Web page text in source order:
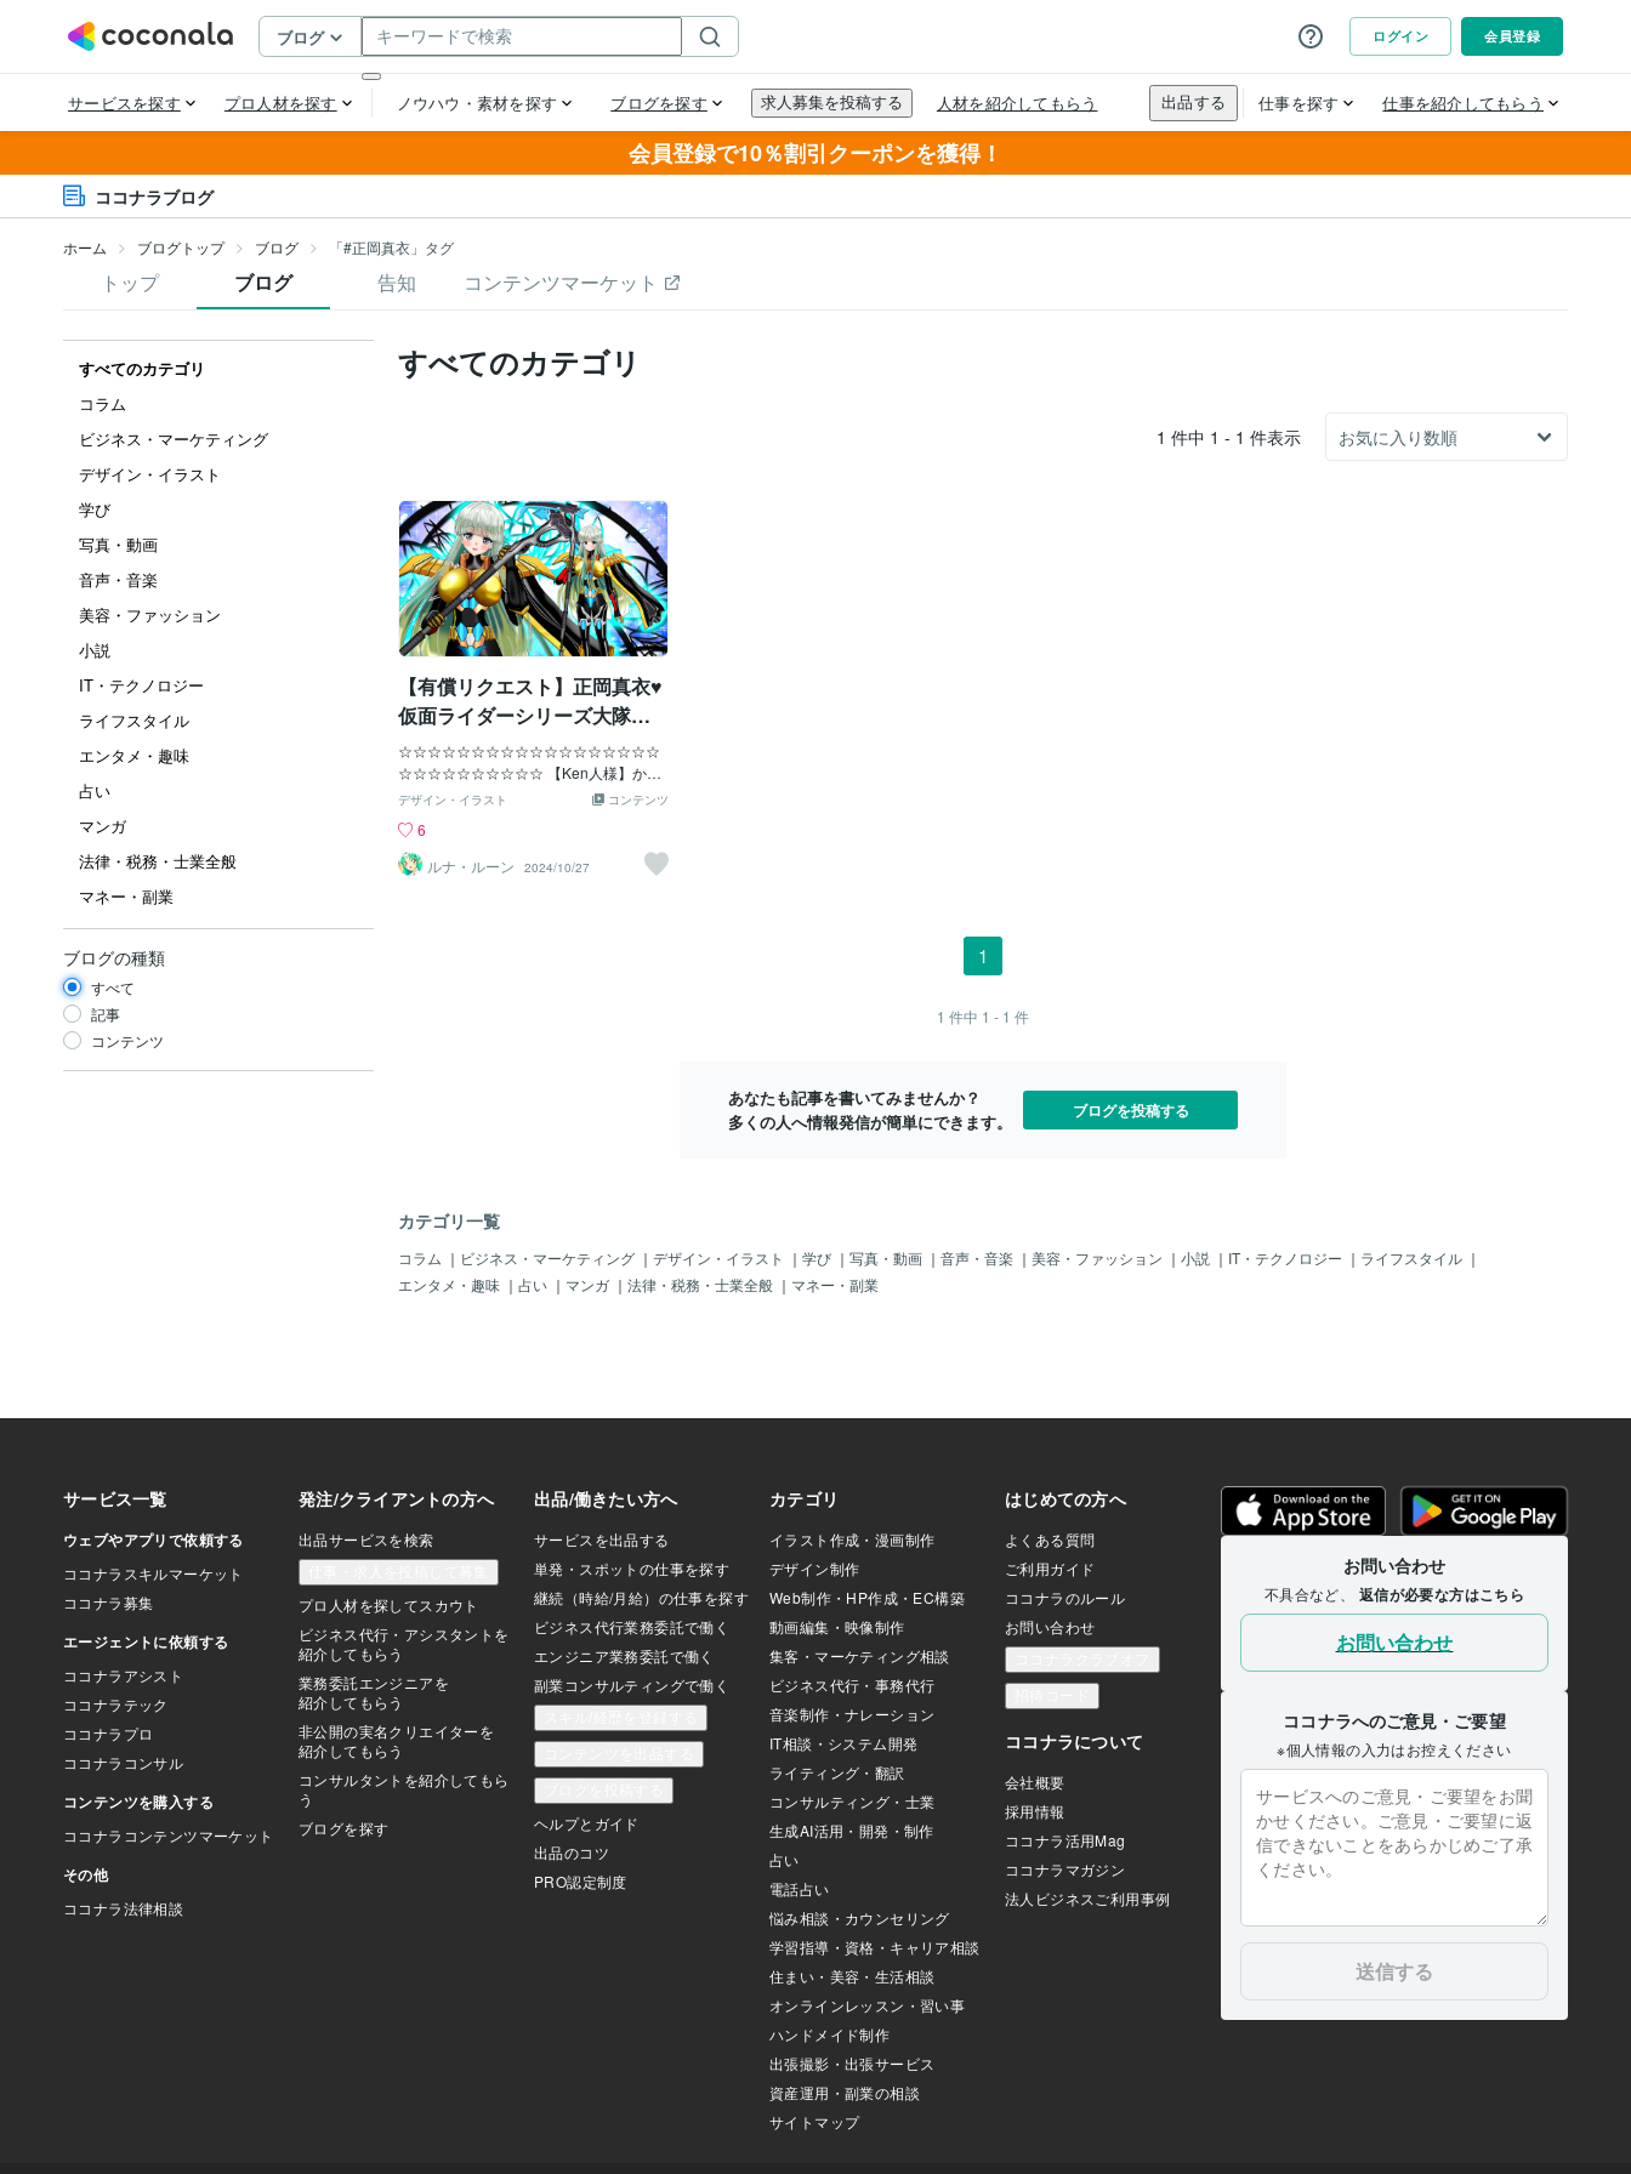
会員登録で10％割引クーポンを獲得！
ココナラブログ
ホーム ブログトップ ブログ 「#正岡真衣」タグ
トップ ブログ 告知 コンテンツマーケット
すべてのカテゴリ
コラム
ビジネス・マーケティング
デザイン・イラスト
学び
写真・動画
音声・音楽
美容・ファッション
小説
IT・テクノロジー
ライフスタイル
エンタメ・趣味
占い
マンガ
法律・税務・士業全般
マネー・副業
ブログの種類
すべて
記事
コンテンツ
すべてのカテゴリ
1 件中 1 - 1 件表示
【有償リクエスト】正岡真衣♥
仮面ライダーシリーズ大隊長
カッシーン衣装でマスクオフ♥
☆☆☆☆☆☆☆☆☆☆☆☆☆☆☆☆☆☆
☆☆☆☆☆☆☆☆☆☆ 【Ken人様】から
いただいた 【有償ピクシブリクエスト】
☆☆☆☆☆☆☆☆☆☆☆☆☆☆☆☆☆ ★
ご指示内容は ■■■■■■■■■■■■■■■■■■■■■
■■■■■■■■■■■ リクエスト致します。
鎌を持っている。オーラは水色、背景は
ノワールプリキュア風。 illust/10617156
4 ご検討お願いします。 ■■■■■■■■■■■■
■■■■■■■■■■■■■■■■■■■■ で
す！！！！！ ★【正岡真衣さん】とはガ
コンテンツ
デザイン・イラスト
6
ルナ・ルーン
2024/10/27
1
1 件中 1 - 1 件
あなたも記事を書いてみませんか？
多くの人へ情報発信が簡単にできます。
ブログを投稿する
カテゴリ一覧
コラム ｜ ビジネス・マーケティング ｜ デザイン・イラスト ｜ 学び ｜ 写真・動画 ｜ 音声・音楽 ｜ 美容・ファッション ｜ 小説 ｜ IT・テクノロジー ｜ ライフスタイル ｜
エンタメ・趣味 ｜ 占い ｜ マンガ ｜ 法律・税務・士業全般 ｜ マネー・副業